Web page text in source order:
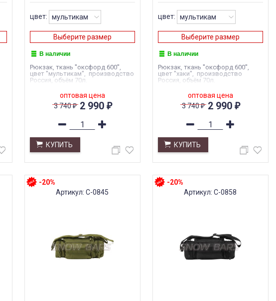
цвет:
Выберите размер
В наличии
Рюкзак, ткань "оксфорд 600",
цвет "мультикам", производство
Россия, объём 70л.
оптовая цена
3 740₽ 2 990₽
КУПИТЬ
цвет:
Выберите размер
В наличии
Рюкзак, ткань "оксфорд 600",
цвет "хаки", производство
Россия, объём 70л.
оптовая цена
3 740₽ 2 990₽
КУПИТЬ
-20%
Артикул: С-0845
-20%
Артикул: С-0858